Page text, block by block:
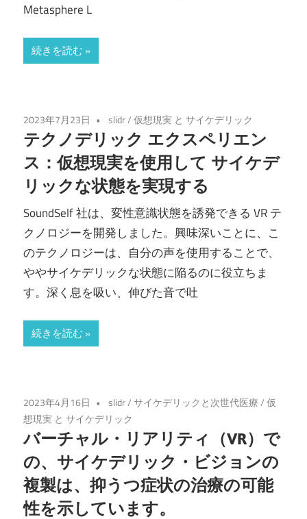
Metasphere L
続きを読む
2023年7月23日 slidr/仮想現実 と サイケデリック
テクノデリック エクスペリエン
ス：仮想現実を使用して サイケデ
リックな状態を実現する
SoundSelf 社は、変性意識状態を誘発できる VR テ
クノロジーを開発しました。興味深いことに、こ
のテクノロジーは、自分の声を使用することで、
ややサイケデリックな状態に陥るのに役立ちま
す。深く息を吸い、伸びた音で吐
続きを読む
2023年4月16日 slidr/サイケデリックと次世代医療/仮
想現実 と サイケデリック
バーチャル・リアリティ（VR）で
の、サイケデリック・ビジョンの
複製は、抑うつ症状の治療の可能
性を示しています。